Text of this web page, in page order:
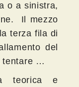
o a sinistra,
Il mezzo
terza fila di
del
tentare …
teorica e